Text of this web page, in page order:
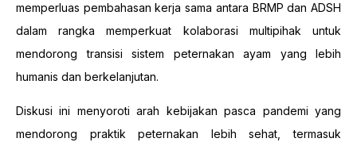
memperluas pembahasan kerja sama antara BRMP dan ADSH
dalam rangka memperkuat kolaborasi multipihak untuk
mendorong transisi sistem peternakan ayam yang lebih
humanis dan berkelanjutan.
Diskusi ini menyoroti arah kebijakan pasca pandemi yang
mendorong praktik peternakan lebih sehat, termasuk